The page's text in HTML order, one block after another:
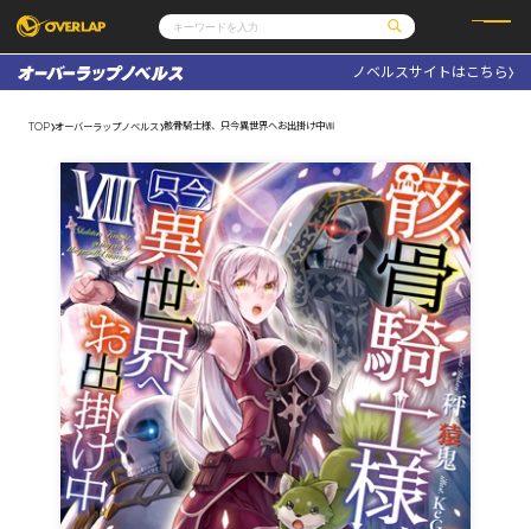
コミックガルド
コミッククリエ
文庫
ノベルス
その他
コミックエッセイ
ポケットモンスター
アニメ
ゲーム
通販・NEWS
OVERLAP STORE
オーバーラップ広報室
企業
会社概要
採用情報
アクセス
オーバーラップホールディングス
お問い合わせはこちら
オーバーラップ文庫
オーバーラップノベルス
オーバーラップノベルスf
ノベルスサイトはこちら
TOP オーバーラップノベルス 骸骨騎士様、只今異世界へお出掛け中Ⅷ